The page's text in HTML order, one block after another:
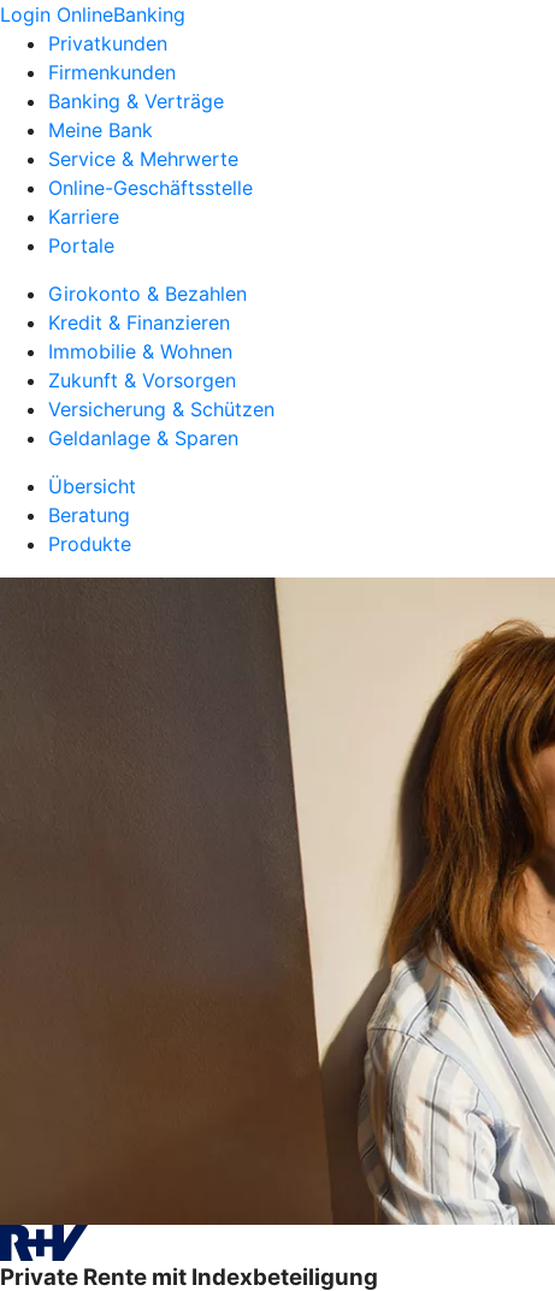
Login OnlineBanking
Privatkunden
Firmenkunden
Banking & Verträge
Meine Bank
Service & Mehrwerte
Online-Geschäftsstelle
Karriere
Portale
Girokonto & Bezahlen
Kredit & Finanzieren
Immobilie & Wohnen
Zukunft & Vorsorgen
Versicherung & Schützen
Geldanlage & Sparen
Übersicht
Beratung
Produkte
Private Rente mit Indexbeteiligung